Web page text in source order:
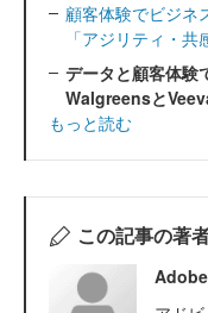
顧客体験でビジネ
「アジリティ・共
データと顧客体験
Walgreensと
もっと読む
この記事の著
Adobe